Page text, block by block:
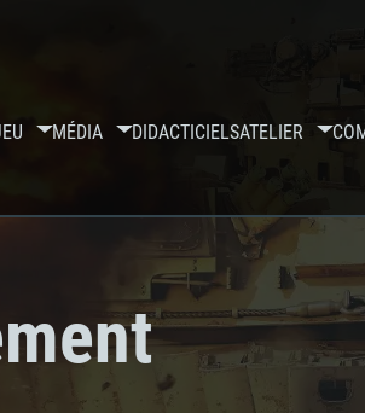
MÉDIA DIDACTICIELSATELIER